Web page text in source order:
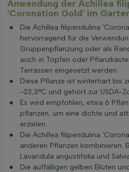
Anwendung der Achillea
'Coronation Gold' im
Die Achillea filipendulina
hervorragend für die
Gruppenpflanzung oder als
auch in Töpfen oder
Terrassen eingesetzt werden.
Diese Pflanze ist winterhart bis
-23,3°C und gehört zur USDA-
Es wird empfohlen, etwa 6
pflanzen, um eine dichte und
erzielen.
Die Achillea filipendulina
anderen Pflanzen kombinieren.
Lavandula angustifolia und
Die auffälligen gelben Blüten